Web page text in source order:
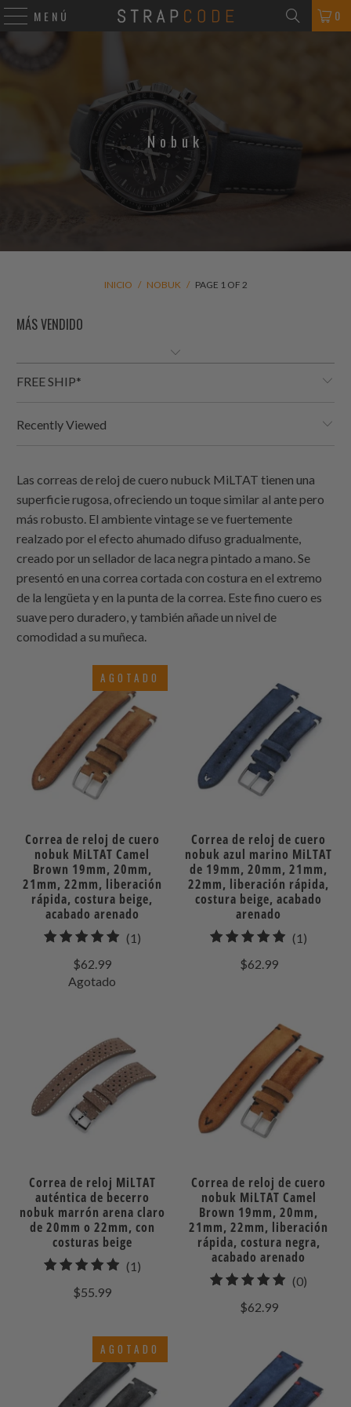
MENÚ 0
Nobuk
INICIO / NOBUK / PAGE 1 OF 2
FREE SHIP*
Recently Viewed
Las correas de reloj de cuero nubuck MiLTAT tienen una
superficie rugosa, ofreciendo un toque similar al ante pero
más robusto. El ambiente vintage se ve fuertemente
realzado por el efecto ahumado difuso gradualmente,
creado por un sellador de laca negra pintado a mano. Se
presentó en una correa cortada con costura en el extremo
de la lengüeta y en la punta de la correa. Este fino cuero es
suave pero duradero, y también añade un nivel de
comodidad a su muñeca.
AGOTADO
Correa de reloj de cuero
nobuk MiLTAT Camel
Brown 19mm, 20mm,
21mm, 22mm, liberación
rápida, costura beige,
acabado arenado
(1)1
$62.99
Agotado
Correa de reloj de cuero
nobuk azul marino MiLTAT
de 19mm, 20mm, 21mm,
22mm, liberación rápida,
costura beige, acabado
arenado
(1)
$62.99
Correa de reloj MiLTAT
auténtica de becerro
nobuk marrón arena claro
de 20mm o 22mm, con
costuras beige
(1)1
$55.99
Correa de reloj de cuero
nobuk MiLTAT Camel
Brown 19mm, 20mm,
21mm, 22mm, liberación
rápida, costura negra,
acabado arenado
(0)
$62.99
AGOTADO